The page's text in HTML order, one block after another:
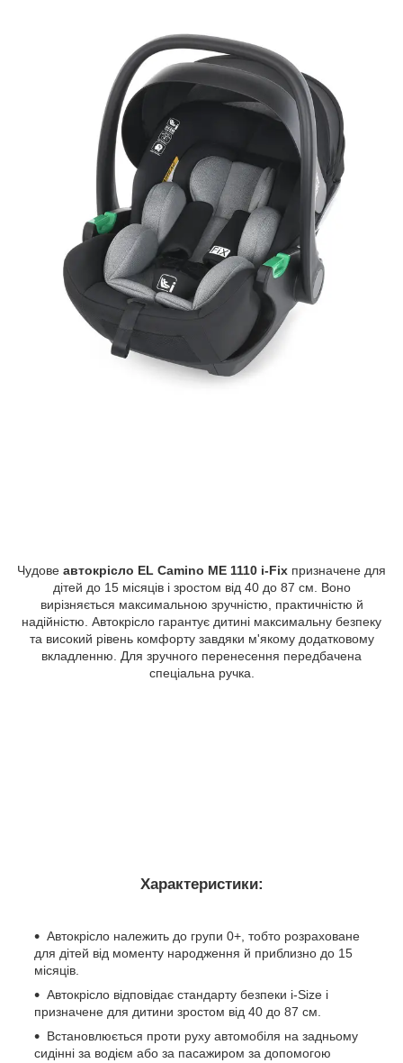
Чудове автокрісло EL Camino ME 1110 i-Fix призначене для
дітей до 15 місяців і зростом від 40 до 87 см. Воно
вирізняється максимальною зручністю, практичністю й
надійністю. Автокрісло гарантує дитині максимальну безпеку
та високий рівень комфорту завдяки м'якому додатковому
вкладленню. Для зручного перенесення передбачена
спеціальна ручка.
Характеристики:
Автокрісло належить до групи 0+, тобто розраховане
для дітей від моменту народження й приблизно до 15
місяців.
Автокрісло відповідає стандарту безпеки i-Size і
призначене для дитини зростом від 40 до 87 см.
Встановлюється проти руху автомобіля на задньому
сидінні за водієм або за пасажиром за допомогою